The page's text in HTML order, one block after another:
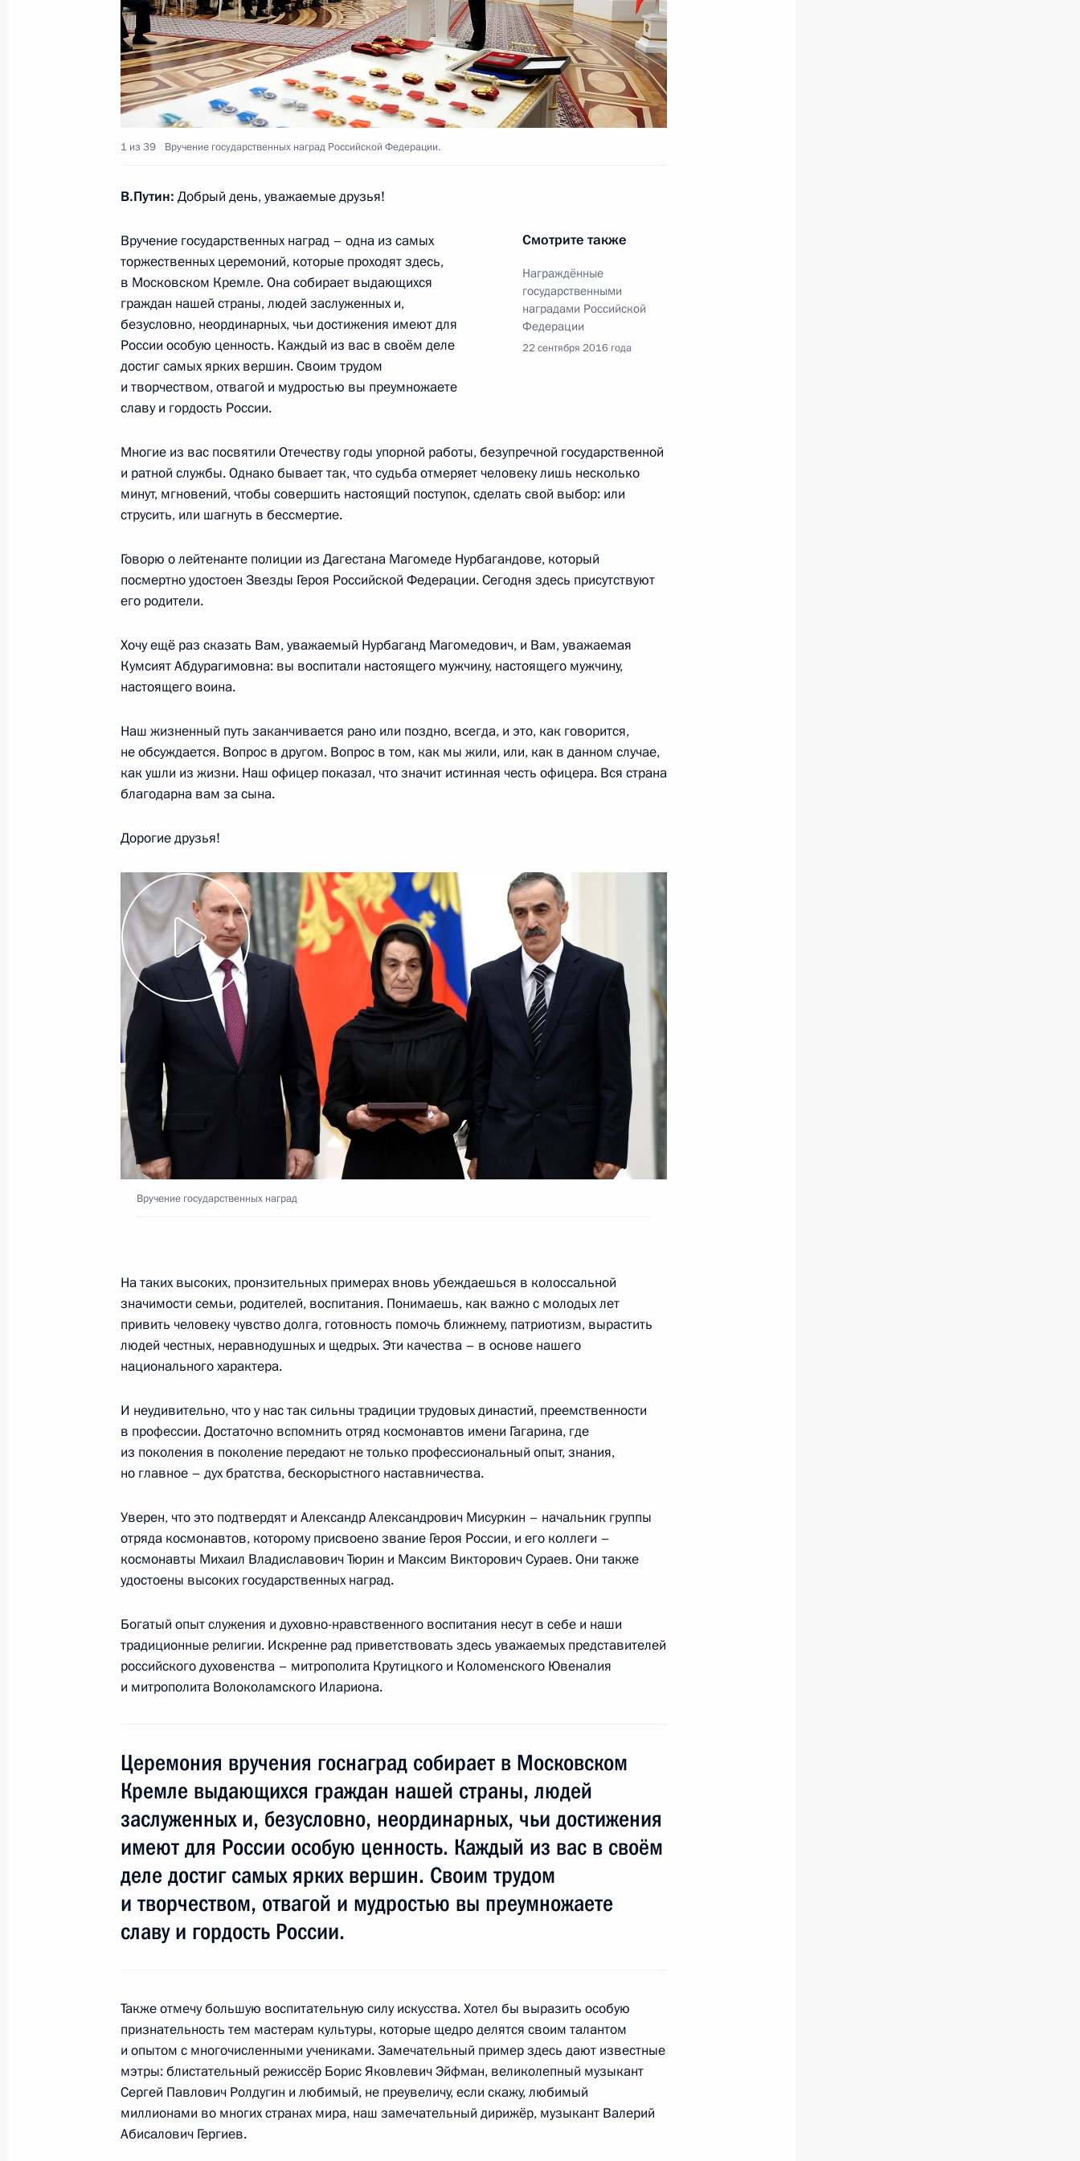
24 мая 2018 года, 23:25 Санкт-Петербург
8 мая 2018 года, вторник
Указ о присуждении Госпремии имени Маршала Советского
20 марта 2018 года, вторник
В Кремле вручены госнаграды победителям XII Паралимпийских
20 марта 2018 года, 14:00 Москва, Кремль
28 февраля 2018 года, среда
Олимпийских игр в Пхёнчхане
28 февраля 2018 года, 18:10 Москва, Кремль
23 февраля 2018 года, пятница
В Кремле вручены государственные награды
12
18 декабря 2017 года, понедельник
Вручение государственных премий за выдающиеся достижения
в области правозащитной и благотворительной деятельности
18 декабря 2017 года, 17:30 Москва, Кремль
15 ноября 2017 года, среда
Вручение государственных наград
15 ноября 2017 года, 17:30 Москва, Кремль
12 июня 2017 года, понедельник
Вручение государственных премий Российской Федерации
12 июня 2017 года, 13:00 Москва, Кремль
7 июня 2017 года, среда
Объявлены лауреаты Госпремии 2016 года
7 июня 2017 года, 11:30 Москва, Кремль
8
Вручение государственных наград
Подписан Указ о присуждении Госпремии имени Георгия Жукова
10 мая 2017 года, 16:00
26 января 2017 года, четверг
Вручение государственных наград
26 января 2017 года, 13:25 Москва, Кремль
36
8 декабря 2016 года, четверг
Президент вручил Государственные премии за выдающиеся
8 декабря 2016 года, 13:45 Москва, Кремль
4 ноября 2016 года, пятница
Вручение государственных наград и премии Президента за вклад
в укрепление единства российской нации
4 ноября 2016 года, 15:30 Москва, Кремль
22 сентября 2016 года, четверг
Вручение государственных наград
Москва, Кремль
39
12 июня 2016 года, воскресенье
1 из 39 Вручение государственных наград Российской Федерации.
В.Путин: Добрый день, уважаемые друзья!
Смотрите также
Награждённые
государственными
наградами Российской
Федерации
22 сентября 2016 года
Вручение государственных наград – одна из самых
торжественных церемоний, которые проходят здесь,
в Московском Кремле. Она собирает выдающихся
граждан нашей страны, людей заслуженных и,
безусловно, неординарных, чьи достижения имеют для
России особую ценность. Каждый из вас в своём деле
достиг самых ярких вершин. Своим трудом
и творчеством, отвагой и мудростью вы преумножаете
славу и гордость России.
Многие из вас посвятили Отечеству годы упорной работы, безупречной государственной
и ратной службы. Однако бывает так, что судьба отмеряет человеку лишь несколько
минут, мгновений, чтобы совершить настоящий поступок, сделать свой выбор: или
струсить, или шагнуть в бессмертие.
Говорю о лейтенанте полиции из Дагестана Магомеде Нурбагандове, который
посмертно удостоен Звезды Героя Российской Федерации. Сегодня здесь присутствуют
его родители.
Хочу ещё раз сказать Вам, уважаемый Нурбаганд Магомедович, и Вам, уважаемая
Кумсият Абдурагимовна: вы воспитали настоящего мужчину, настоящего мужчину,
настоящего воина.
Наш жизненный путь заканчивается рано или поздно, всегда, и это, как говорится,
не обсуждается. Вопрос в другом. Вопрос в том, как мы жили, или, как в данном случае,
как ушли из жизни. Наш офицер показал, что значит истинная честь офицера. Вся страна
благодарна вам за сына.
Дорогие друзья!
Вручение государственных наград
На таких высоких, пронзительных примерах вновь убеждаешься в колоссальной
значимости семьи, родителей, воспитания. Понимаешь, как важно с молодых лет
привить человеку чувство долга, готовность помочь ближнему, патриотизм, вырастить
людей честных, неравнодушных и щедрых. Эти качества – в основе нашего
национального характера.
И неудивительно, что у нас так сильны традиции трудовых династий, преемственности
в профессии. Достаточно вспомнить отряд космонавтов имени Гагарина, где
из поколения в поколение передают не только профессиональный опыт, знания,
но главное – дух братства, бескорыстного наставничества.
Уверен, что это подтвердят и Александр Александрович Мисуркин – начальник группы
отряда космонавтов, которому присвоено звание Героя России, и его коллеги –
космонавты Михаил Владиславович Тюрин и Максим Викторович Сураев. Они также
удостоены высоких государственных наград.
Богатый опыт служения и духовно-нравственного воспитания несут в себе и наши
традиционные религии. Искренне рад приветствовать здесь уважаемых представителей
российского духовенства – митрополита Крутицкого и Коломенского Ювеналия
и митрополита Волоколамского Илариона.
Церемония вручения госнаград собирает в Московском
Кремле выдающихся граждан нашей страны, людей
заслуженных и, безусловно, неординарных, чьи достижения
имеют для России особую ценность. Каждый из вас в своём
деле достиг самых ярких вершин. Своим трудом
и творчеством, отвагой и мудростью вы преумножаете
славу и гордость России.
Также отмечу большую воспитательную силу искусства. Хотел бы выразить особую
признательность тем мастерам культуры, которые щедро делятся своим талантом
и опытом с многочисленными учениками. Замечательный пример здесь дают известные
мэтры: блистательный режиссёр Борис Яковлевич Эйфман, великолепный музыкант
Сергей Павлович Ролдугин и любимый, не преувеличу, если скажу, любимый
миллионами во многих странах мира, наш замечательный дирижёр, музыкант Валерий
Абисалович Гергиев.